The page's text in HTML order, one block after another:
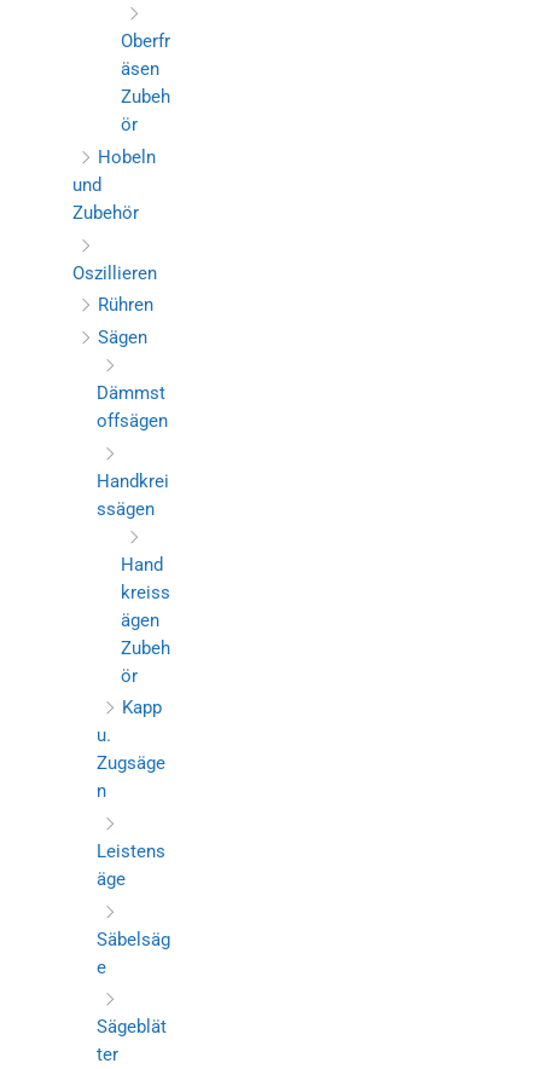
Oberfr
äsen
Zubeh
ör
Hobeln
und
Zubehör
Oszillieren
Rühren
Sägen
Dämmst
offsägen
Handkrei
ssägen
Hand
kreiss
ägen
Zubeh
ör
Kapp
u.
Zugsäge
n
Leistens
äge
Säbelsäg
e
Sägeblät
ter